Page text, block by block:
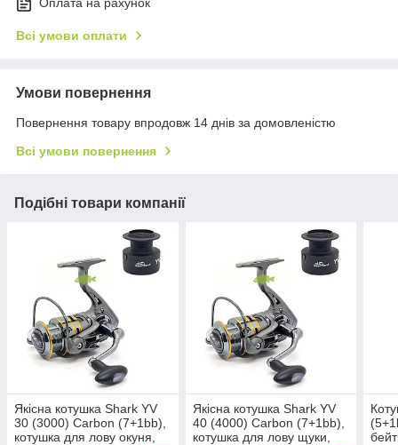
Оплата на рахунок
Всі умови оплати
Умови повернення
Повернення товару впродовж 14 днів за домовленістю
Всі умови повернення
Подібні товари компанії
Якісна котушка Shark YV
30 (3000) Carbon (7+1bb),
котушка для лову окуня,
Якісна котушка Shark YV
40 (4000) Carbon (7+1bb),
котушка для лову щуки,